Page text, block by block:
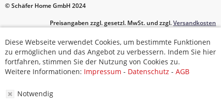
© Schäfer Home GmbH 2024
Preisangaben zzgl. gesetzl. MwSt. und zzgl.Versandkosten
Diese Webseite verwendet Cookies, um bestimmte Funktionen
zu ermöglichen und das Angebot zu verbessern. Indem Sie hier
fortfahren, stimmen Sie der Nutzung von Cookies zu.
Weitere Informationen: Impressum - Datenschutz - AGB
Notwendig
Diese Webseite verwendet Cookies, um bestimmte Funktionen
zu ermöglichen und das Angebot zu verbessern. Indem Sie hier
fortfahren, stimmen Sie der Nutzung von Cookies zu.
Weitere Informationen: Impressum - Datenschutz - AGB
Notwendig